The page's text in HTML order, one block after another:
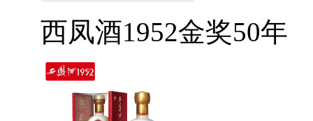
西凤酒1952金奖50年